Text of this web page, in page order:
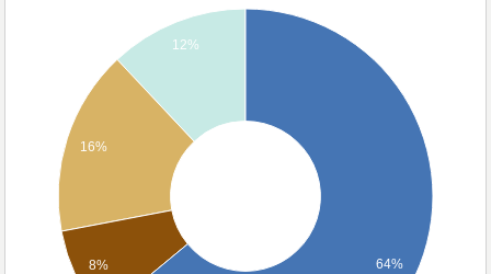
12%
16%
8% 64%